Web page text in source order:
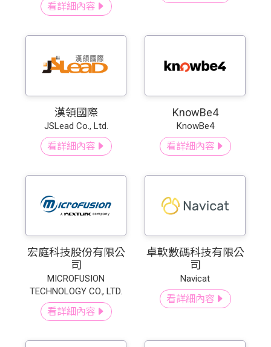
看詳細內容
漢領國際
JSLead Co., Ltd.
看詳細內容
KnowBe4
KnowBe4
看詳細內容
宏庭科技股份有限公
司
MICROFUSION
TECHNOLOGY CO., LTD.
看詳細內容
卓軟數碼科技有限公
司
Navicat
看詳細內容